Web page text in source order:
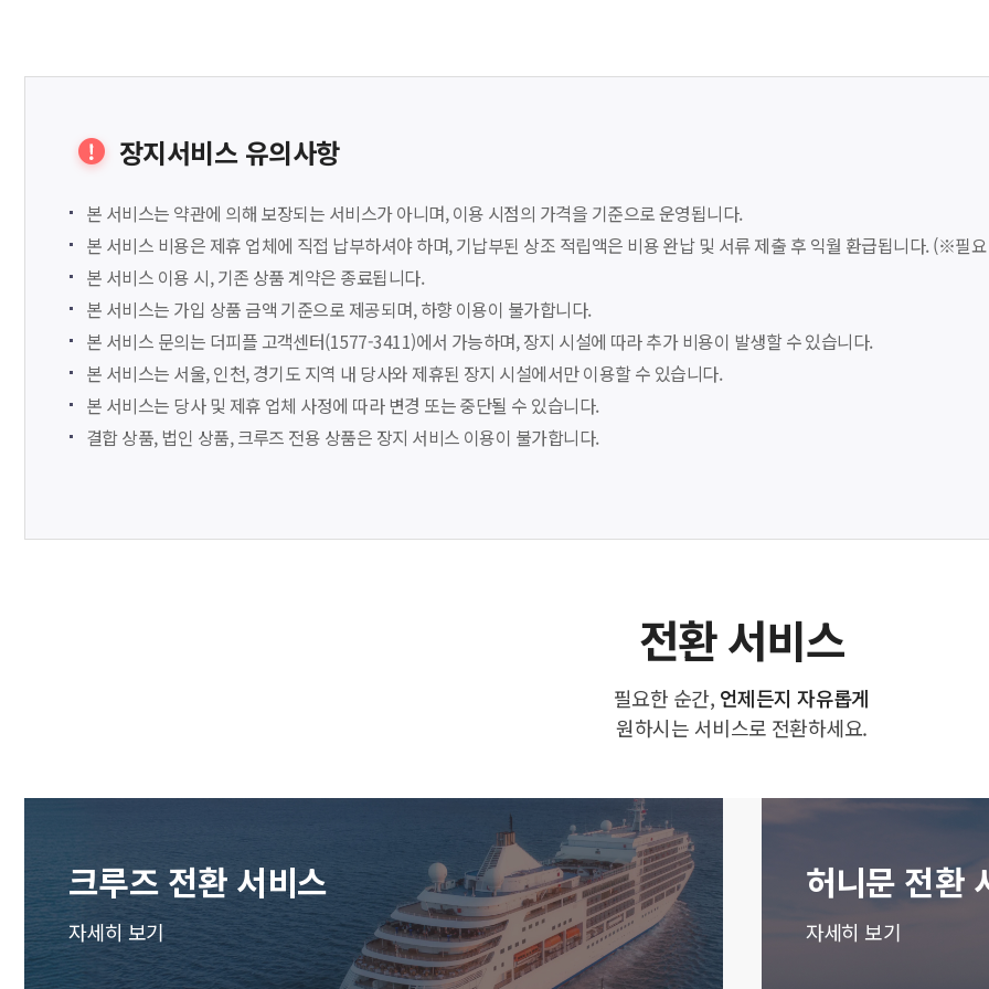
장지서비스 유의사항
본 서비스는 약관에 의해 보장되는 서비스가 아니며, 이용 시점의 가격을 기준으로 운영됩니다.
본 서비스 비용은 제휴 업체에 직접 납부하셔야 하며, 기납부된 상조 적립액은 비용 완납 및 서류 제출 후 익월 환급됩니다. (※필
본 서비스 이용 시, 기존 상품 계약은 종료됩니다.
본 서비스는 가입 상품 금액 기준으로 제공되며, 하향 이용이 불가합니다.
본 서비스 문의는 더피플 고객센터(1577-3411)에서 가능하며, 장지 시설에 따라 추가 비용이 발생할 수 있습니다.
본 서비스는 서울, 인천, 경기도 지역 내 당사와 제휴된 장지 시설에서만 이용할 수 있습니다.
본 서비스는 당사 및 제휴 업체 사정에 따라 변경 또는 중단될 수 있습니다.
결합 상품, 법인 상품, 크루즈 전용 상품은 장지 서비스 이용이 불가합니다.
전환 서비스
필요한 순간, 언제든지 자유롭게
원하시는 서비스로 전환하세요.
크루즈 전환 서비스
자세히 보기
허니문 전환
자세히 보기